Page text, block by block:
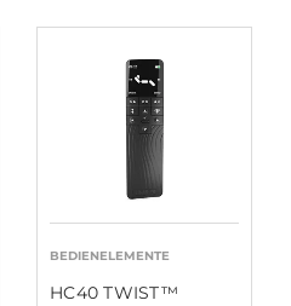
BEDIENELEMENTE
HC40 TWIST™